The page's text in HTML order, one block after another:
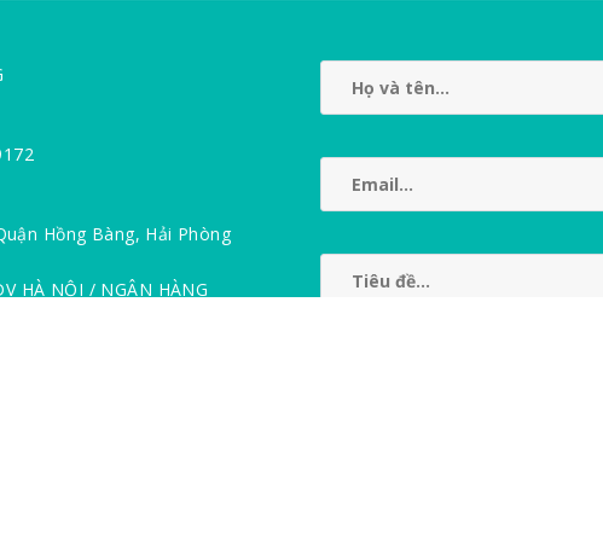
Hồng Bàng, Hải Phòng
HÀ NỘI / NGÂN HÀNG